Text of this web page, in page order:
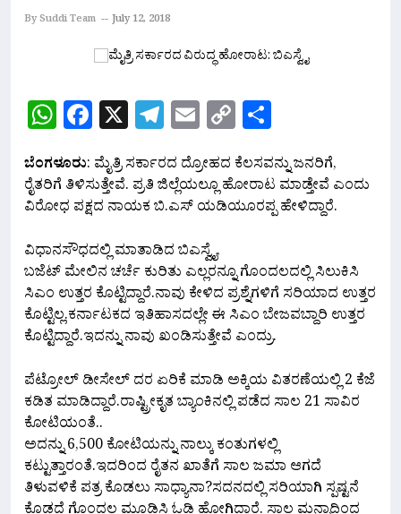
By Suddi Team July 12, 2018
WhatsApp
Facebook
X Telegram
Email
Copy
Link
ಬೆಂಗಳೂರು: ಮೈತ್ರಿ ಸರ್ಕಾರದ ದ್ರೋಹದ ಕೆಲಸವನ್ನು ಜನರಿಗೆ,
ರೈತರಿಗೆ ತಿಳಿಸುತ್ತೇವೆ. ಪ್ರತಿ ಜಿಲ್ಲೆಯಲ್ಲೂ ಹೋರಾಟ ‌ಮಾಡ್ತೇವೆ ಎಂದು
ವಿರೋಧ ಪಕ್ಷದ ನಾಯಕ ಬಿ.ಎಸ್ ಯಡಿಯೂರಪ್ಪ ಹೇಳಿದ್ದಾರೆ.
ವಿಧಾನಸೌಧದಲ್ಲಿ ಮಾತಾಡಿದ ಬಿಎಸ್ವೈ,
ಬಜೆಟ್ ‌ಮೇಲಿನ ಚರ್ಚೆ ಕುರಿತು ಎಲ್ಲರನ್ನೂ ಗೊಂದಲದಲ್ಲಿ‌ ಸಿಲುಕಿಸಿ
ಸಿಎಂ ಉತ್ತರ ಕೊಟ್ಟಿದ್ದಾರೆ.ನಾವು ಕೇಳಿದ ಪ್ರಶ್ನೆಗಳಿಗೆ ಸರಿಯಾದ ಉತ್ತರ
ಕೊಟ್ಟಿಲ್ಲ.ಕರ್ನಾಟಕದ ಇತಿಹಾಸದಲ್ಲೇ ಈ ಸಿಎಂ ಬೇಜವಬ್ದಾರಿ ಉತ್ತರ
ಕೊಟ್ಟಿದ್ದಾರೆ.ಇದನ್ನು ‌ನಾವು ಖಂಡಿಸುತ್ತೇವೆ ಎಂದ್ರು.
ಪೆಟ್ರೋಲ್ ಡೀಸೇಲ್ ದರ ಏರಿಕೆ ಮಾಡಿ ಅಕ್ಕಿಯ ವಿತರಣೆಯಲ್ಲಿ 2 ಕೆಜೆ
ಕಡಿತ ಮಾಡಿದ್ದಾರೆ.ರಾಷ್ಟ್ರೀಕೃತ ಬ್ಯಾಂಕಿನಲ್ಲಿ ಪಡೆದ ಸಾಲ 21 ಸಾವಿರ
ಕೋಟಿಯಂತೆ..
ಅದನ್ನು 6,500 ಕೋಟಿಯನ್ನು‌ ನಾಲ್ಕು ಕಂತುಗಳಲ್ಲಿ
ಕಟ್ಟುತ್ತಾರಂತೆ.ಇದರಿಂದ ರೈತನ ಖಾತೆಗೆ ಸಾಲ ಜಮಾ ಆಗದೆ
ತಿಳುವಳಿಕೆ ಪತ್ರ ಕೊಡಲು ಸಾಧ್ಯಾನಾ?ಸದನದಲ್ಲಿ ಸರಿಯಾಗಿ ಸ್ಪಷ್ಟನೆ